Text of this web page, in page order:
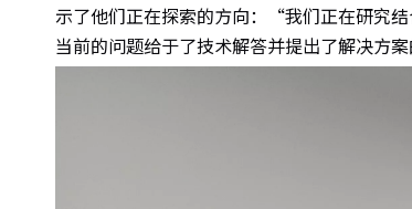
示了他们正在探索的方向：“我们正在研究
当前的问题给于了技术解答并提出了解决方案